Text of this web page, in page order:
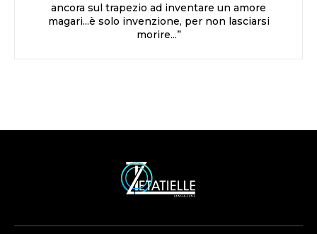
ancora sul trapezio ad inventare un amore
magari...è solo invenzione, per non lasciarsi
morire...”